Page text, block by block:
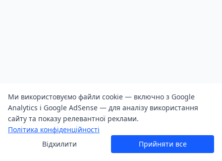
Ми використовуємо файли cookie — включно з Google
Analytics і Google AdSense — для аналізу використання
сайту та показу релевантної реклами.
Політика конфіденційності
Відхилити
Прийняти все